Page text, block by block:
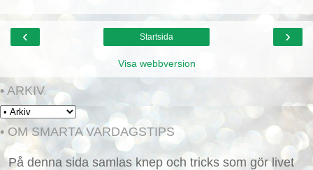
‹ ›
Startsida
Visa webbversion
• ARKIV
• OM SMARTA VARDAGSTIPS
På denna sida samlas knep och tricks som gör livet